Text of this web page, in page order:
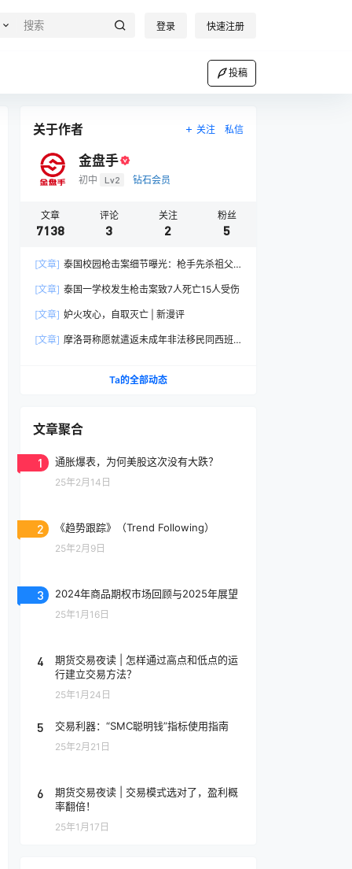
登录 快速注册
投稿
关于作者 关注 私信
金盘手
初中 Lv2 钻石会员
文章
7138
评论
3
关注
2
粉丝
5
[文章] 泰国校园枪击案细节曝光：枪手先杀祖父
[文章] 泰国一学校发生枪击案致7人死亡15人受伤
[文章] 妒火攻心，自取灭亡 | 新漫评
[文章] 摩洛哥称愿就遣返未成年非法移民同西班
Ta的全部动态
文章聚合
1 通胀爆表，为何美股这次没有大跌？
25年2月14日
2 《趋势跟踪》（Trend Following）
25年2月9日
3 2024年商品期权市场回顾与2025年展望
25年1月16日
4
期货交易夜读 | 怎样通过高点和低点的运
行建立交易方法？
25年1月24日
5 交易利器：“SMC聪明钱”指标使用指南
25年2月21日
6
期货交易夜读 | 交易模式选对了，盈利概
率翻倍！
25年1月17日